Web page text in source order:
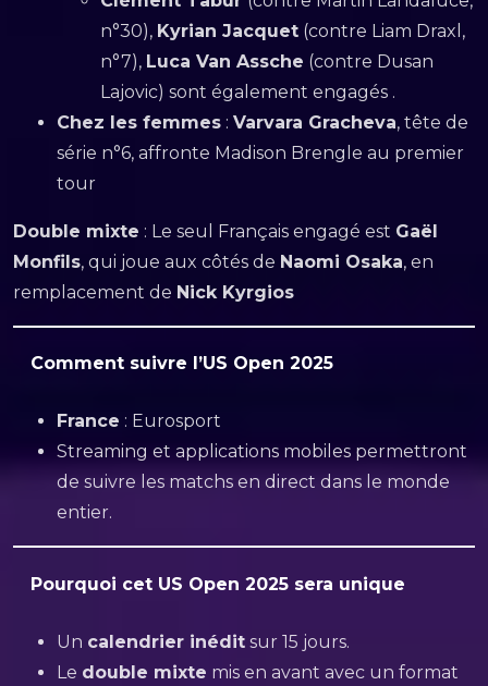
n°30), Kyrian Jacquet (contre Liam Draxl,
n°7), Luca Van Assche (contre Dusan
Lajovic) sont également engagés .
Chez les femmes : Varvara Gracheva, tête de
série n°6, affronte Madison Brengle au premier
tour
Double mixte : Le seul Français engagé est Gaël
Monfils, qui joue aux côtés de Naomi Osaka, en
remplacement de Nick Kyrgios
Comment suivre l’US Open 2025
France : Eurosport
Streaming et applications mobiles permettront
de suivre les matchs en direct dans le monde
entier.
Pourquoi cet US Open 2025 sera unique
Un calendrier inédit sur 15 jours.
Le double mixte mis en avant avec un format